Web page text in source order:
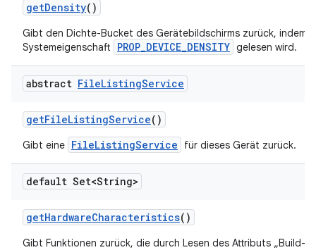
getDensity()
Gibt den Dichte-Bucket des Gerätebildschirms zurück, indem
Systemeigenschaft
PROP_DEVICE_DENSITY gelesen wird.
abstract FileListingService
getFileListingService()
Gibt eine FileListingService für dieses Gerät zurück.
default Set<String>
getHardwareCharacteristics()
Gibt Funktionen zurück, die durch Lesen des Attributs „Build-